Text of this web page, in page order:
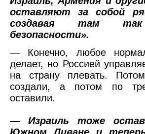
оставляют за собой
создавая там
безопасности».
— Конечно, любое
делает, но Россией
на страну плевать.
создали, а потом по
оставили.
— Израиль тоже
Южном Ливане и